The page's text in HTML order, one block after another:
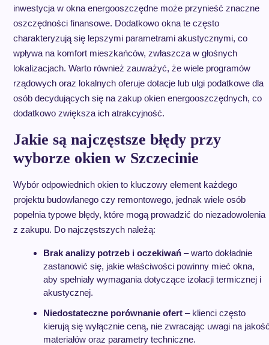
inwestycja w okna energooszczędne może przynieść znaczne
oszczędności finansowe. Dodatkowo okna te często
charakteryzują się lepszymi parametrami akustycznymi, co
wpływa na komfort mieszkańców, zwłaszcza w głośnych
lokalizacjach. Warto również zauważyć, że wiele programów
rządowych oraz lokalnych oferuje dotacje lub ulgi podatkowe dla
osób decydujących się na zakup okien energooszczędnych, co
dodatkowo zwiększa ich atrakcyjność.
Jakie są najczęstsze błędy przy
wyborze okien w Szczecinie
Wybór odpowiednich okien to kluczowy element każdego
projektu budowlanego czy remontowego, jednak wiele osób
popełnia typowe błędy, które mogą prowadzić do niezadowolenia
z zakupu. Do najczęstszych należą:
Brak analizy potrzeb i oczekiwań– warto dokładnie
zastanowić się, jakie właściwości powinny mieć okna,
aby spełniały wymagania dotyczące izolacji termicznej i
akustycznej.
Niedostateczne porównanie ofert– klienci często
kierują się wyłącznie ceną, nie zwracając uwagi na
materiałów oraz parametry techniczne.